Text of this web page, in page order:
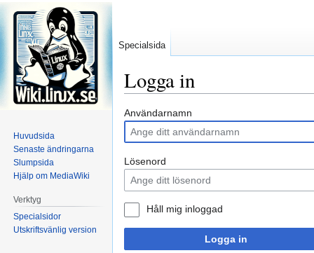
Logga in
Hoppa
till
navigering
Hoppa
till
sök
Användarnamn
Lösenord
Håll mig inloggad
Logga in
Specialsida
Huvudsida
Senaste ändringarna
Slumpsida
Hjälp om MediaWiki
Verktyg
Specialsidor
Utskriftsvänlig version